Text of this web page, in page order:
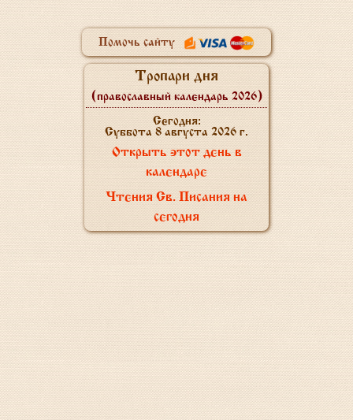
Помочь сайту
Тропари дня
(православный календарь 2026)
Сегодня:
Суббота 8 августа 2026 г.
Открыть этот день в
календаре
Чтения Св. Писания на
сегодня